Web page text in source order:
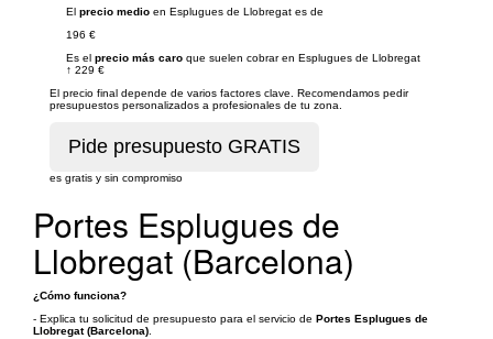
El precio medio en Esplugues de Llobregat es de
196 €
Es el precio más caro que suelen cobrar en Esplugues de Llobregat
↑ 229 €
El precio final depende de varios factores clave. Recomendamos pedir
presupuestos personalizados a profesionales de tu zona.
es gratis y sin compromiso
Portes Esplugues de
Llobregat (Barcelona)
¿Cómo funciona?
- Explica tu solicitud de presupuesto para el servicio de Portes Esplugues de
Llobregat (Barcelona)